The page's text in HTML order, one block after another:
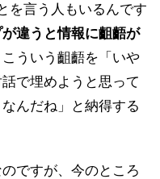
を言う人もいるんです
が違うと情報に齟齬が
ういう齟齬を「いや
で埋めようと思って
んだね」と納得する
ですが、今のところ